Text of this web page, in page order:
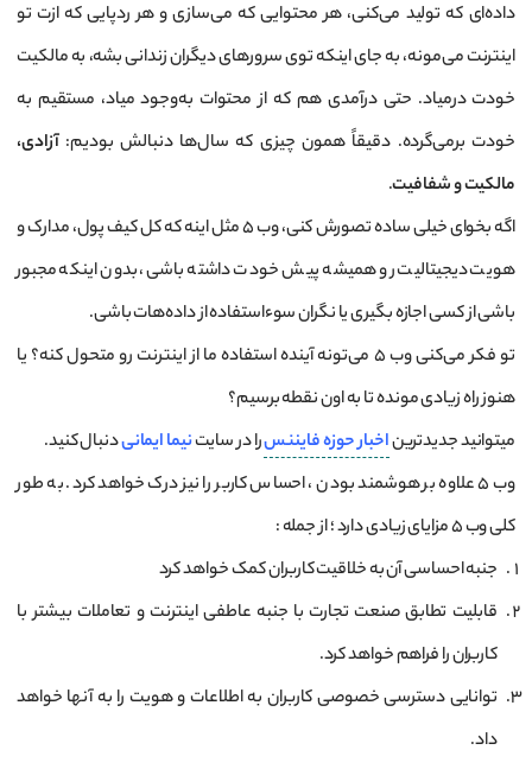
داده‌ای که تولید می‌کنی، هر محتوایی که می‌سازی و هر ردپایی که ازت تو
اینترنت می‌مونه، به جای اینکه توی سرورهای دیگران زندانی بشه، به مالکیت
خودت درمیاد. حتی درآمدی هم که از محتوات به‌وجود میاد، مستقیم به
خودت برمی‌گرده. دقیقاً همون چیزی که سال‌ها دنبالش بودیم:آزادی،
مالکیت و شفافیت.
اگه بخوای خیلی ساده تصورش کنی، وب 5 مثل اینه که کل کیف پول، مدارک و
هویت دیجیتالیت رو همیشه پیش خودت داشته باشی، بدون اینکه مجبور
باشی از کسی اجازه بگیری یا نگران سوءاستفاده از داده‌هات باشی.
تو فکر می‌کنی وب 5 می‌تونه آینده استفاده ما از اینترنت رو متحول کنه؟ یا
هنوز راه زیادی مونده تا به اون نقطه برسیم؟
میتوانید جدیدتریناخبارحوزهفایننسرا در سایتنیما ایمانیدنبال کنید.
وب 5 علاوه بر هوشمند بودن ، احساس کاربر را نیز درک خواهد کرد. به طور
کلی وب 5 مزایای زیادی دارد ؛ از جمله :
جنبه احساسی آن به خلاقیت کاربران کمک خواهد کرد
قابلیت تطابق صنعت تجارت با جنبه عاطفی اینترنت و تعاملات بیشتر با
کاربران را فراهم خواهد کرد.
توانایی دسترسی خصوصی کاربران به اطلاعات و هویت را به آنها خواهد
داد.